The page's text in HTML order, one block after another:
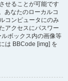
せることが可能です
あなたのローカルコ
コンピュータにのみ
アクセスにパスワー
ボックス内の画像等
は BBCode [img] を